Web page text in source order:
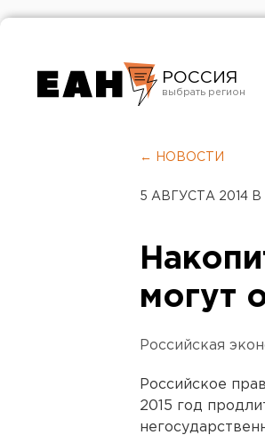
РОССИЯ
Челябинск
← НОВОСТИ
5 АВГУСТА 2014 В
могут
Российская
Российское
2015 год